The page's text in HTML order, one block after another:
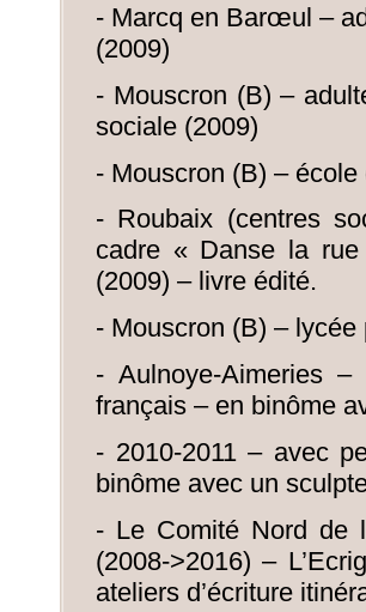
- Marcq en Barœul –
(2009)
- Mouscron (B) –
sociale (2009)
- Mouscron (B) –
- Roubaix (centres
cadre « Danse la
(2009) – livre édité.
- Mouscron (B) –
- Aulnoye-Aimeries
français – en binôme
- 2010-2011 – avec
binôme avec un
- Le Comité Nord de
(2008->2016) –
ateliers d’écriture